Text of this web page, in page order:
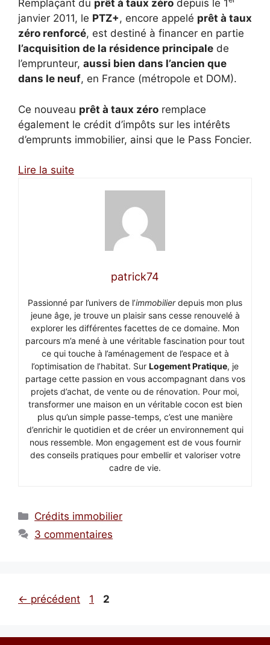
Remplaçant du prêt à taux zéro depuis le 1
janvier 2011, le PTZ+, encore appelé prêt à taux
zéro renforcé, est destiné à financer en partie
l’acquisition de la résidence principale de
l’emprunteur, aussi bien dans l’ancien que
dans le neuf, en France (métropole et DOM).
Ce nouveau prêt à taux zéro remplace
également le crédit d’impôts sur les intérêts
d’emprunts immobilier, ainsi que le Pass Foncier.
Lire la suite
patrick74
Passionné par l’univers de l’immobilierdepuis mon plus
jeune âge, je trouve un plaisir sans cesse renouvelé à
explorer les différentes facettes de ce domaine. Mon
parcours m’a mené à une véritable fascination pour tout
ce qui touche à l’aménagement de l’espace et à
l’optimisation de l’habitat. Sur Logement Pratique, je
partage cette passion en vous accompagnant dans vos
projets d’achat, de vente ou de rénovation. Pour moi,
transformer une maison en un véritable cocon est bien
plus qu’un simple passe-temps, c’est une manière
d’enrichir le quotidien et de créer un environnement qui
nous ressemble. Mon engagement est de vous fournir
des conseils pratiques pour embellir et valoriser votre
cadre de vie.
Catégories
Crédits immobilier
3 commentaires
← précédent Page
1 Page
2